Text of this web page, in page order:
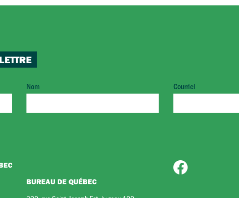
Nom Courriel
BUREAU DE QUÉBEC